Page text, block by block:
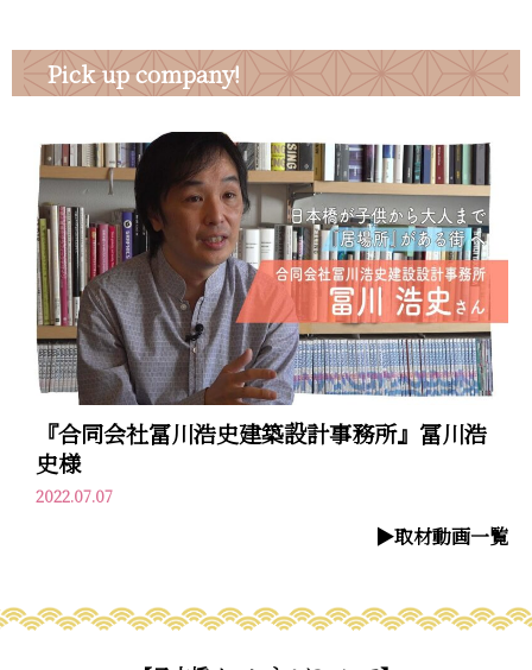
Pick up company!
『合同会社冨川浩史建築設計事務所』冨川浩
史様
2022.07.07
▶︎取材動画一覧